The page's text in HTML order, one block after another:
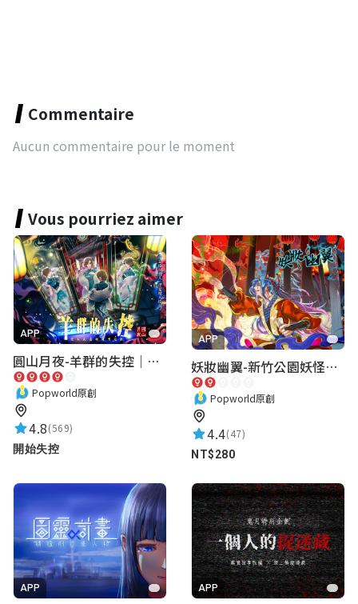
Commentaire
Aucun commentaire pour le moment
Vous pourriez aimer
APP
圓山月夜-羊群的失控｜圓山飯店 ARG實境解謎遊戲
Popworld原創
4.8(569)
開始失控
APP
妖妝幽翼-新竹公園妖怪懸疑事件
Popworld原創
4.4(47)
NT$280
APP APP